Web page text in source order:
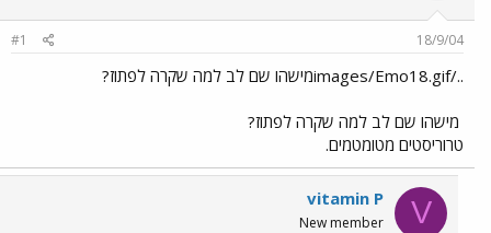
18/9/04
#1
../images/Emo18.gifמישהו שם לב למה שקרה לפתוז?
מישהו שם לב למה שקרה לפתוז?
טרוריסטים מטומטמים.
V
vitamin P
New member